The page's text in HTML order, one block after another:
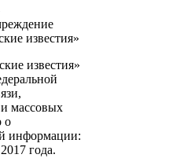
известия»
известия»
массовых
о
информации:
года.